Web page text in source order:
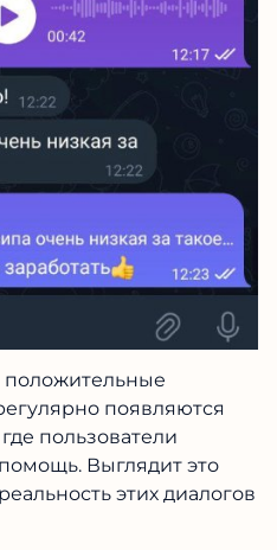
появляются
пользователи
Выглядит это
этих диалогов